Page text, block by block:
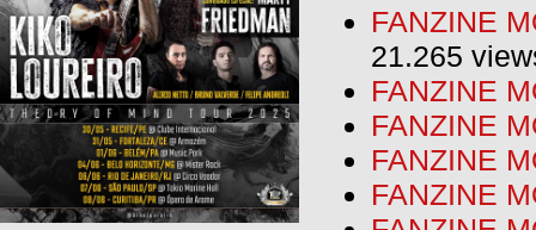
FANZINE
21.265
FANZINE
FANZINE
FANZINE
FANZINE